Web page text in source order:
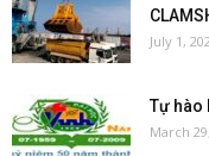
July 1,
Tự hào
March